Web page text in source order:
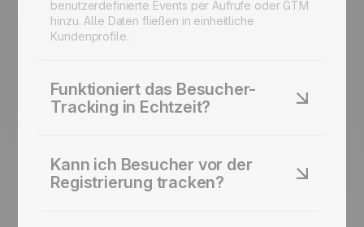
benutzerdefinierte Events per Aufrufe oder GTM
hinzu. Alle Daten fließen in einheitliche
Kundenprofile.
Funktioniert das Besucher-
Tracking in Echtzeit?
Seiten besucht werden und woher die Besucher
kommen. Alles wird live in Ihrem Dashboard
aktualisiert.
Kann ich Besucher vor der
Registrierung tracken?